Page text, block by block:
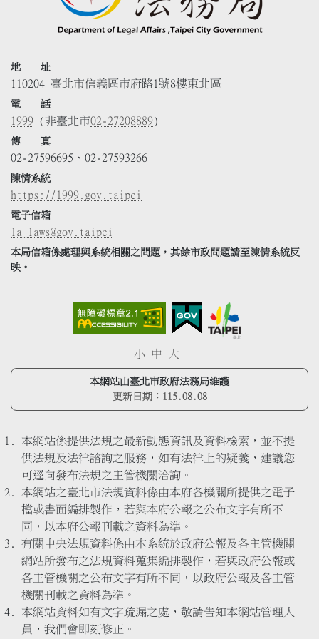
地 址
110204 臺北市信義區市府路1號8樓東北區
電 話
1999 (非臺北市02-27208889)
傳 真
02-27596695、02-27593266
陳情系統
https://1999.gov.taipei
電子信箱
la_laws@gov.taipei
本局信箱係處理與系統相關之問題，其餘市政問題請至陳情系統反
映。
小 中 大
本網站由臺北市政府法務局維護
更新日期： 115.08.08
本網站係提供法規之最新動態資訊及資料檢索，並不提
供法規及法律諮詢之服務，如有法律上的疑義，建議您
可逕向發布法規之主管機關洽詢。
本網站之臺北市法規資料係由本府各機關所提供之電子
檔或書面編排製作，若與本府公報之公布文字有所不
同，以本府公報刊載之資料為準。
有關中央法規資料係由本系統於政府公報及各主管機關
網站所發布之法規資料蒐集編排製作，若與政府公報或
各主管機關之公布文字有所不同，以政府公報及各主管
機關刊載之資料為準。
本網站資料如有文字疏漏之處，敬請告知本網站管理人
員，我們會即刻修正。